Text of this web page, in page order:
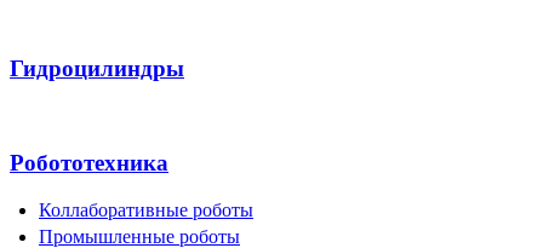
Гидроцилиндры
Робототехника
Коллаборативные роботы
Промышленные роботы